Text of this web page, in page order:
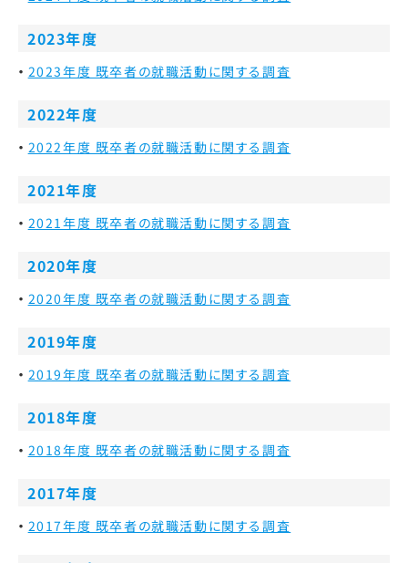
2023年度
2023年度 既卒者の就職活動に関する調査
2022年度
2022年度 既卒者の就職活動に関する調査
2021年度
2021年度 既卒者の就職活動に関する調査
2020年度
2020年度 既卒者の就職活動に関する調査
2019年度
2019年度 既卒者の就職活動に関する調査
2018年度
2018年度 既卒者の就職活動に関する調査
2017年度
2017年度 既卒者の就職活動に関する調査